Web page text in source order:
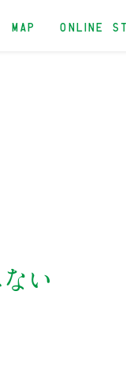
MAP ONLINE
い